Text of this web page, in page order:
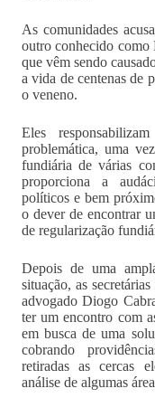
As comunidades
outro conhecido como
que vêm sendo
a vida de centenas de
o veneno.
Eles
problemática, uma
fundiária de várias
proporciona a
políticos e bem
o dever de encontrar
de regularização
Depois de uma
situação, as
advogado Diogo
ter um encontro com
em busca de uma
cobrando
retiradas as cercas
análise de algumas